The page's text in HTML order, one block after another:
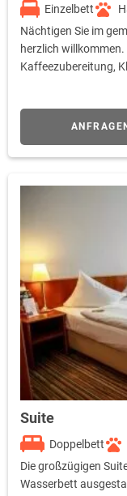
Einzelbett
Nächtigen Sie im
herzlich
Kaffeezubereitung,
Suite
Doppelbett
Die großzügigen
Wasserbett